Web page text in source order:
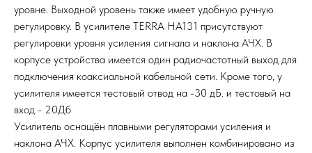
уровне. Выходной уровень также имеет удобную ручную
регулировку. В усилителе TERRA HA131 присутствуют
регулировки уровня усиления сигнала и наклона АЧХ. В
корпусе устройства имеется один радиочастотный выход для
подключения коаксиальной кабельной сети. Кроме того, у
усилителя имеется тестовый отвод на -30 дБ. и тестовый на
вход - 20Дб
Усилитель оснащён плавными регуляторами усиления и
наклона АЧХ. Корпус усилителя выполнен комбинировано из